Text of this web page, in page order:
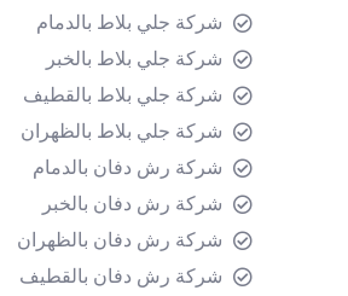
شركة جلي بلاط بالدمام
شركة جلي بلاط بالخبر
شركة جلي بلاط بالقطيف
شركة جلي بلاط بالظهران
شركة رش دفان بالدمام
شركة رش دفان بالخبر
شركة رش دفان بالظهران
شركة رش دفان بالقطيف